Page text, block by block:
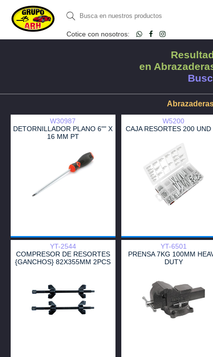
Cotice con nosotros:
en
W30987
DETORNILLADOR PLANO 6"" X
16 MM PT
W5200
CAJA RESORTES 200 UND
YT-2544
COMPRESOR DE RESORTES
{GANCHOS} 82X355MM 2PCS
YT-6501
PRENSA 7KG 100MM
DUTY